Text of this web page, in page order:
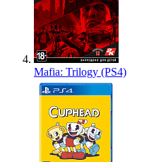
Mafia: Trilogy (PS4)